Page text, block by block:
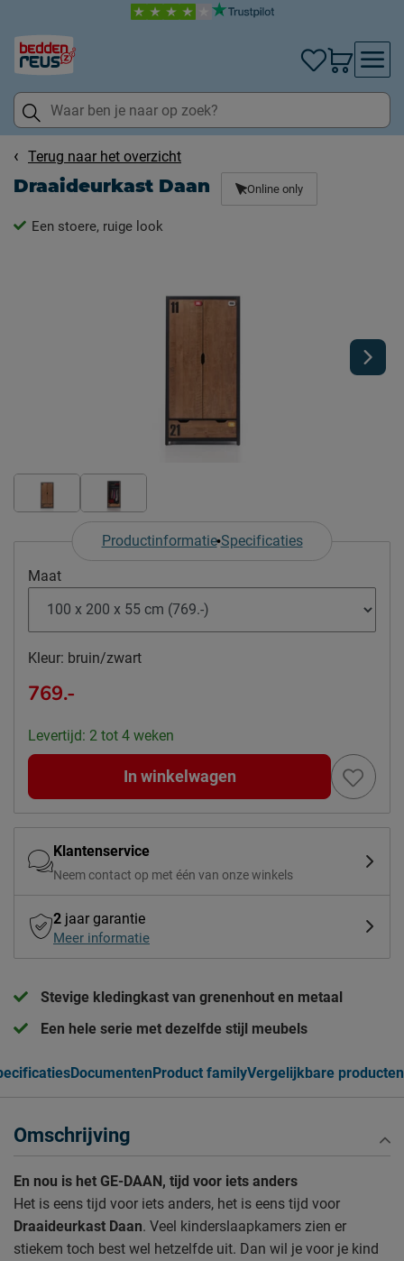
Terug naar het overzicht
Draaideurkast Daan Online only
Een stoere, ruige look
Productinformatie Specificaties
Maat
Kleur: bruin/zwart
769.-
Levertijd: 2 tot 4 weken
In winkelwagen
Klantenservice
Neem contact op met één van onze winkels
2 jaar garantie
Meer informatie
Stevige kledingkast van grenenhout en metaal
Een hele serie met dezelfde stijl meubels
DocumentenProduct familyVergelijkbare producten
Omschrijving
En nou is het GE-DAAN, tijd voor iets anders
Het is eens tijd voor iets anders, het is eens tijd voor
Draaideurkast Daan. Veel kinderslaapkamers zien er
stiekem toch best wel hetzelfde uit. Dan wil je voor je kind